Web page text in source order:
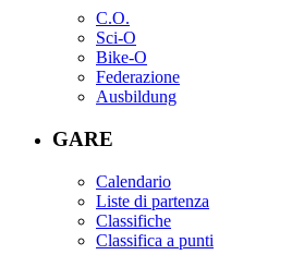
C.O.
Sci-O
Bike-O
Federazione
Ausbildung
GARE
Calendario
Liste di partenza
Classifiche
Classifica a punti